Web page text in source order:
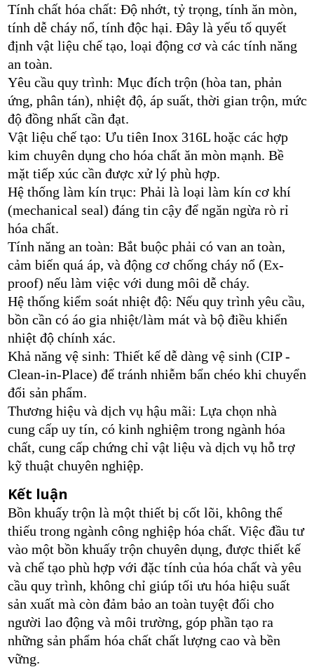
Tính chất hóa chất: Độ nhớt, tỷ trọng, tính ăn mòn,
tính dễ cháy nổ, tính độc hại. Đây là yếu tố quyết
định vật liệu chế tạo, loại động cơ và các tính năng
an toàn.
Yêu cầu quy trình: Mục đích trộn (hòa tan, phản
ứng, phân tán), nhiệt độ, áp suất, thời gian trộn, mức
độ đồng nhất cần đạt.
Vật liệu chế tạo: Ưu tiên Inox 316L hoặc các hợp
kim chuyên dụng cho hóa chất ăn mòn mạnh. Bề
mặt tiếp xúc cần được xử lý phù hợp.
Hệ thống làm kín trục: Phải là loại làm kín cơ khí
(mechanical seal) đáng tin cậy để ngăn ngừa rò rỉ
hóa chất.
Tính năng an toàn: Bắt buộc phải có van an toàn,
cảm biến quá áp, và động cơ chống cháy nổ (Ex-
proof) nếu làm việc với dung môi dễ cháy.
Hệ thống kiểm soát nhiệt độ: Nếu quy trình yêu cầu,
bồn cần có áo gia nhiệt/làm mát và bộ điều khiển
nhiệt độ chính xác.
Khả năng vệ sinh: Thiết kế dễ dàng vệ sinh (CIP -
Clean-in-Place) để tránh nhiễm bẩn chéo khi chuyển
đổi sản phẩm.
Thương hiệu và dịch vụ hậu mãi: Lựa chọn nhà
cung cấp uy tín, có kinh nghiệm trong ngành hóa
chất, cung cấp chứng chỉ vật liệu và dịch vụ hỗ trợ
kỹ thuật chuyên nghiệp.
Kết luận
Bồn khuấy trộn là một thiết bị cốt lõi, không thể
thiếu trong ngành công nghiệp hóa chất. Việc đầu tư
vào một bồn khuấy trộn chuyên dụng, được thiết kế
và chế tạo phù hợp với đặc tính của hóa chất và yêu
cầu quy trình, không chỉ giúp tối ưu hóa hiệu suất
sản xuất mà còn đảm bảo an toàn tuyệt đối cho
người lao động và môi trường, góp phần tạo ra
những sản phẩm hóa chất chất lượng cao và bền
vững.